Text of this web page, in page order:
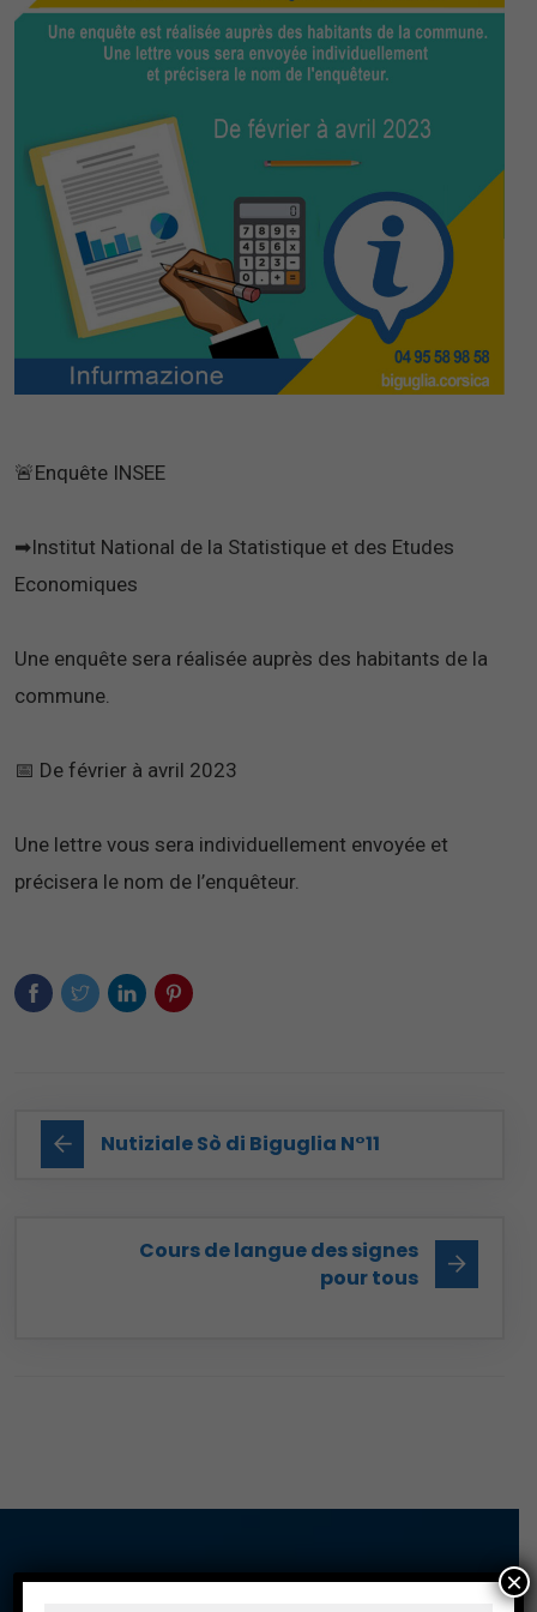
🚨Enquête INSEE
➡Institut National de la Statistique et des Etudes
Economiques
Une enquête sera réalisée auprès des habitants de la
commune.
📅 De février à avril 2023
Une lettre vous sera individuellement envoyée et
précisera le nom de l’enquêteur.
Nutiziale Sò di Biguglia N°11
Cours de langue des signes
pour tous
×